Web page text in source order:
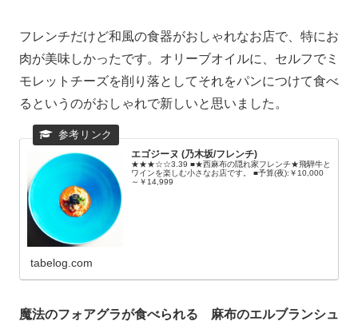
フレンチだけど和風の食器がおしゃれなお店で、特にお
肉が美味しかったです。オリーブオイルに、セルフでミ
モレットチーズを削り落としてそれをパンにつけて食べ
るというのがおしゃれで新しいと思いました。
エゴジーヌ (乃木坂/フレンチ)
★★★☆☆3.39 ■★西麻布の隠れ家フレンチ★飛騨牛と
ワインを楽しむ小さなお店です。 ■予算(夜):￥10,000
～￥14,999
tabelog.com
魔法のフォアグラが食べられる 麻布のエルブランシュ